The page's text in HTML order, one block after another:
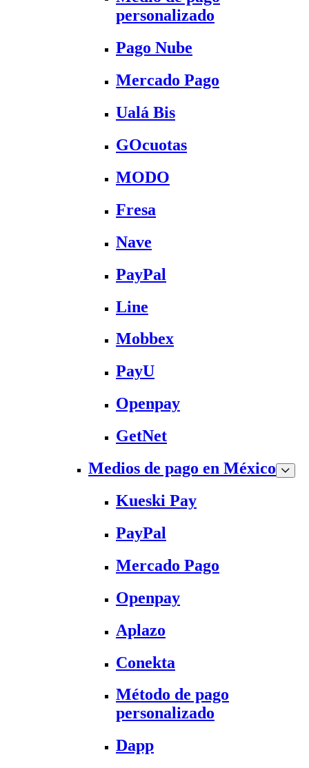
personalizado
Pago Nube
Mercado Pago
Ualá Bis
GOcuotas
MODO
Fresa
Nave
PayPal
Line
Mobbex
PayU
Openpay
GetNet
Medios de pago en México
Kueski Pay
PayPal
Mercado Pago
Openpay
Aplazo
Conekta
Método de pago
personalizado
Dapp